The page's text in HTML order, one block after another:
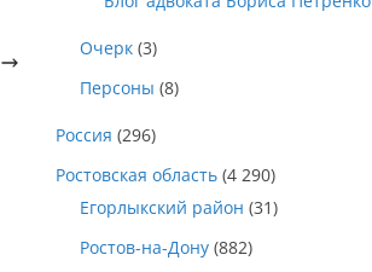
Очерк (3)
Персоны (8)
Россия (296)
Ростовская область (4 290)
Егорлыкский район (31)
Ростов-на-Дону (882)